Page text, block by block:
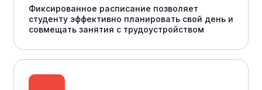
Фиксированное расписание позволяет
студенту эффективно планировать свой день и
совмещать занятия с трудоустройством